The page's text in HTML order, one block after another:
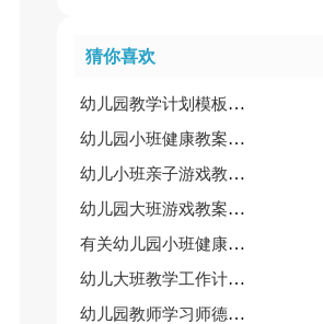
猜你喜欢
幼儿园教学计划模板四篇
幼儿园小班健康教案范文13篇
幼儿小班亲子游戏教案(15篇)
幼儿园大班游戏教案(15篇)
有关幼儿园小班健康教案(7篇)
幼儿大班教学工作计划范文（精选12篇）
幼儿园教师学习师德师风心得体会6篇